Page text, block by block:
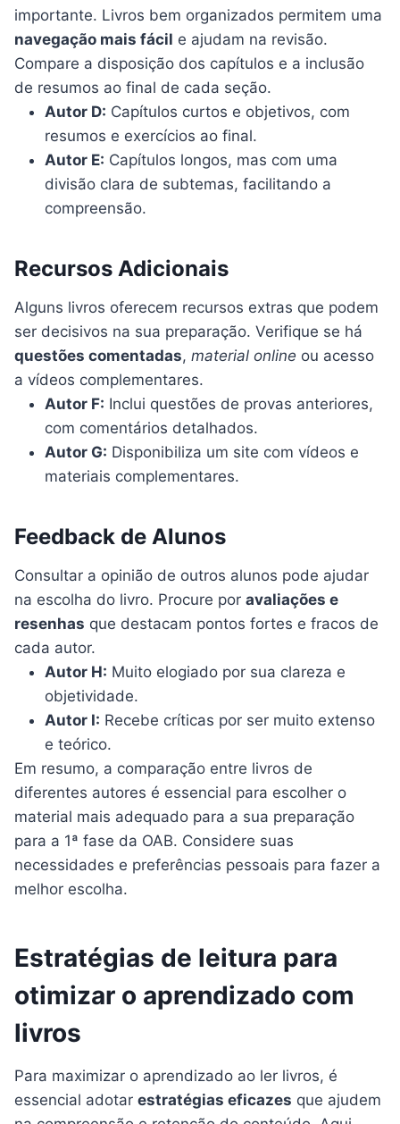
importante. Livros bem organizados permitem uma
navegação mais fácil e ajudam na revisão.
Compare a disposição dos capítulos e a inclusão
de resumos ao final de cada seção.
Autor D: Capítulos curtos e objetivos, com
resumos e exercícios ao final.
Autor E: Capítulos longos, mas com uma
divisão clara de subtemas, facilitando a
compreensão.
Recursos Adicionais
Alguns livros oferecem recursos extras que podem
ser decisivos na sua preparação. Verifique se há
questões comentadas, material online ou acesso
a vídeos complementares.
Autor F: Inclui questões de provas anteriores,
com comentários detalhados.
Autor G: Disponibiliza um site com vídeos e
materiais complementares.
Feedback de Alunos
Consultar a opinião de outros alunos pode ajudar
na escolha do livro. Procure por avaliações e
resenhas que destacam pontos fortes e fracos de
cada autor.
Autor H: Muito elogiado por sua clareza e
objetividade.
Autor I: Recebe críticas por ser muito extenso
e teórico.
Em resumo, a comparação entre livros de
diferentes autores é essencial para escolher o
material mais adequado para a sua preparação
para a 1ª fase da OAB. Considere suas
necessidades e preferências pessoais para fazer a
melhor escolha.
Estratégias de leitura para
otimizar o aprendizado com
livros
Para maximizar o aprendizado ao ler livros, é
essencial adotar estratégias eficazes que ajudem